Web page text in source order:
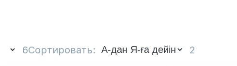
6Сортировать: 2